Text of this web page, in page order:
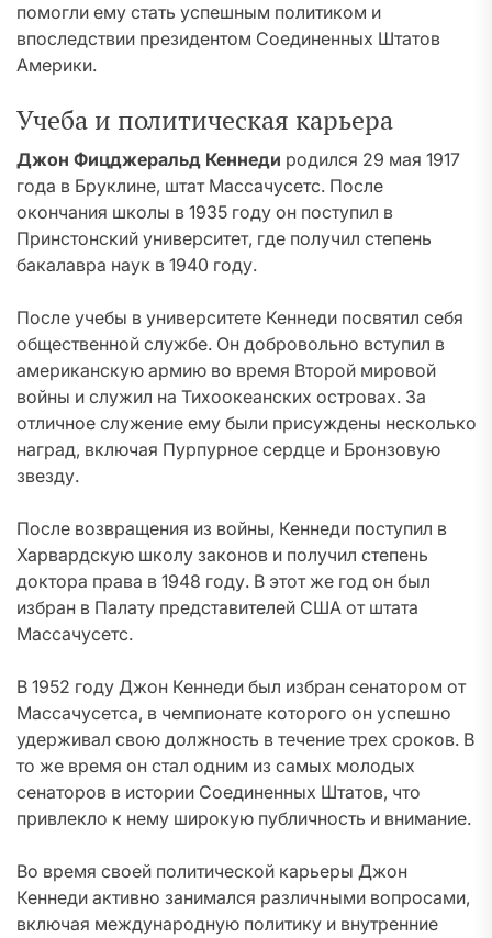
помогли ему стать успешным политиком и
впоследствии президентом Соединенных Штатов
Америки.
Учеба и политическая карьера
Джон Фицджеральд Кеннеди родился 29 мая 1917
года в Бруклине, штат Массачусетс. После
окончания школы в 1935 году он поступил в
Принстонский университет, где получил степень
бакалавра наук в 1940 году.
После учебы в университете Кеннеди посвятил себя
общественной службе. Он добровольно вступил в
американскую армию во время Второй мировой
войны и служил на Тихоокеанских островах. За
отличное служение ему были присуждены несколько
наград, включая Пурпурное сердце и Бронзовую
звезду.
После возвращения из войны, Кеннеди поступил в
Харвардскую школу законов и получил степень
доктора права в 1948 году. В этот же год он был
избран в Палату представителей США от штата
Массачусетс.
В 1952 году Джон Кеннеди был избран сенатором от
Массачусетса, в чемпионате которого он успешно
удерживал свою должность в течение трех сроков. В
то же время он стал одним из самых молодых
сенаторов в истории Соединенных Штатов, что
привлекло к нему широкую публичность и внимание.
Во время своей политической карьеры Джон
Кеннеди активно занимался различными вопросами,
включая международную политику и внутренние